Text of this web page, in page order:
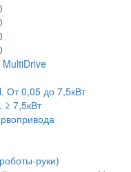
От 0,05 до 7,5кВт
≥ 7,5кВт
руки)